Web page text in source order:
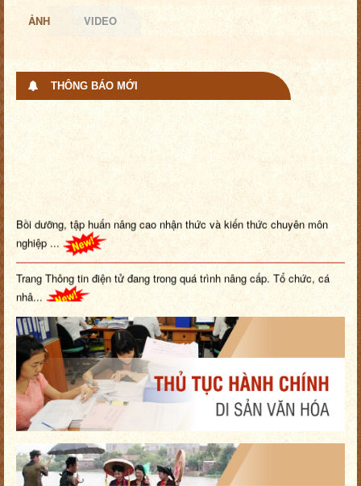
ẢNH VIDEO
THÔNG BÁO MỚI
Bồi dưỡng, tập huấn nâng cao nhận thức và kiến thức chuyên môn
nghiệp ...
Trang Thông tin điện tử đang trong quá trình nâng cấp. Tổ chức, cá
nhâ...